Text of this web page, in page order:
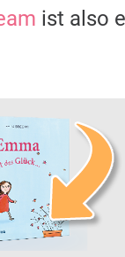
ist also